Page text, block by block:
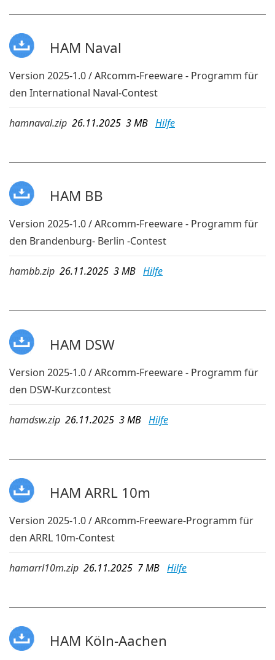
HAM Naval
Version 2025-1.0 / ARcomm-Freeware - Programm für
den International Naval-Contest
hamnaval.zip 26.11.2025 3 MB Hilfe
HAM BB
Version 2025-1.0 / ARcomm-Freeware - Programm für
den Brandenburg- Berlin -Contest
hambb.zip 26.11.2025 3 MB Hilfe
HAM DSW
Version 2025-1.0 / ARcomm-Freeware - Programm für
den DSW-Kurzcontest
hamdsw.zip 26.11.2025 3 MB Hilfe
HAM ARRL 10m
Version 2025-1.0 / ARcomm-Freeware-Programm für
den ARRL 10m-Contest
hamarrl10m.zip 26.11.2025 7 MB Hilfe
HAM Köln-Aachen